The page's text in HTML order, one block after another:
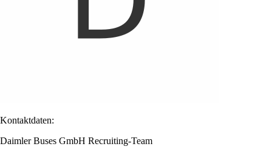
Kontaktdaten:
Daimler Buses GmbH Recruiting-Team